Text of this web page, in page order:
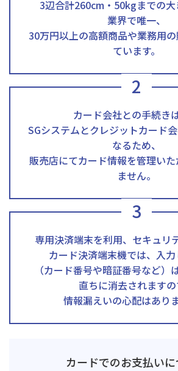
3辺合計260cm・50kgまでの大
業界で唯一、
30万円以上の高額商品や業務用
ています。
2
カード会社との手続き
SGシステムとクレジットカード
なるため、
販売店にてカード情報を管理い
ません。
3
専用決済端末を利用、セキュリ
カード決済端末機では、入
（カード番号や暗証番号など）
直ちに消去されますの
情報漏えいの心配はあり
カードでのお支払いに